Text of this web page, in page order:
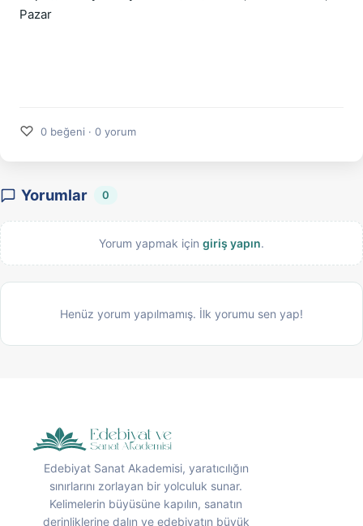
Pazar
♡ 0 beğeni · 0 yorum
Yorumlar 0
Yorum yapmak için giriş yapın.
Henüz yorum yapılmamış. İlk yorumu sen yap!
Edebiyat Sanat Akademisi, yaratıcılığın
sınırlarını zorlayan bir yolculuk sunar.
Kelimelerin büyüsüne kapılın, sanatın
derinliklerine dalın ve edebiyatın büyük